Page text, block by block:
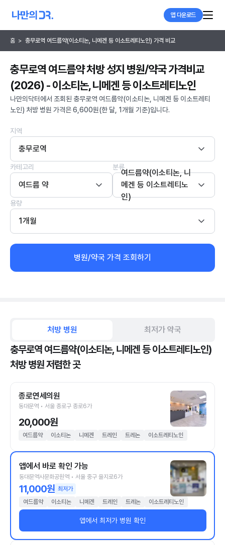
앱 다운로드
홈 > 충무로역 여드름약(이소티논, 니메겐 등 이소트레티노인) 가격 비교
충무로역 여드름약 처방 성지 병원/약국 가격비교
(2026) - 이소티논, 니메겐 등 이소트레티노인
나만의닥터에서 조회된 충무로역 여드름약(이소티논, 니메겐 등 이소트레티
노인) 처방 병원 가격은 6,600원(한 달, 1개월 기준)입니다.
지역
충무로역
카테고리
여드름 약
분류
여드름약(이소티논, 니
메겐 등 이소트레티노
인)
용량
1개월
병원/약국 가격 조회하기
처방 병원 최저가 약국
충무로역 여드름약(이소티논, 니메겐 등 이소트레티노인)
처방 병원 저렴한 곳
종로연세의원
동대문역 • 서울 종로구 종로6가
20,000원
여드름약 이소티논 니메겐 트레인 트레논 이소트레티노인
앱에서 바로 확인 가능
동대문역사문화공원역 • 서울 중구 을지로6가
11,000원 최저가
여드름약
이소티논 니메겐 트레인 트레논 이소트레티노인
앱에서 최저가 병원 확인